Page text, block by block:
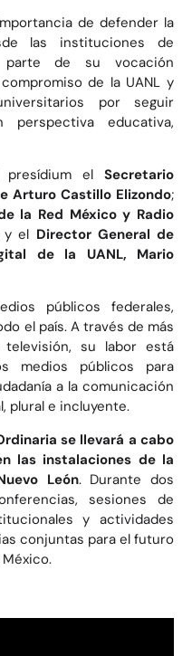
de defender la
las instituciones de
parte de su vocación
de la UANL y
por seguir
perspectiva educativa,
presídium el Secretario
Arturo Castillo Elizondo;
la Red México y Radio
y el Director General de
de la UANL, Mario
públicos federales,
el país. A través de más
su labor está
medios públicos para
a la comunicación
plural e incluyente.
se llevará a cabo
las instalaciones de la
León. Durante dos
sesiones de
y actividades
conjuntas para el futuro